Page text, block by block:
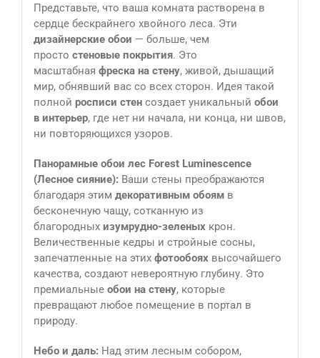
Представьте, что ваша комната растворена в
сердце бескрайнего хвойного леса. Эти
дизайнерские обои — больше, чем
просто стеновые покрытия. Это
масштабная фреска на стену, живой, дышащий
мир, обнявший вас со всех сторон. Идея такой
полной росписи стенсоздает уникальный обои
в интерьер, где нет ни начала, ни конца, ни швов,
ни повторяющихся узоров.
Панорамные обои лес Forest Luminescence
(Лесное сияние):Ваши стены преображаются
благодаря этим декоративным обоямв
бесконечную чащу, сотканную из
благородных изумрудно-зеленыхкрон.
Величественные кедры и стройные сосны,
запечатленные на этих фотообояхвысочайшего
качества, создают невероятную глубину. Это
премиальные обои на стену, которые
превращают любое помещение в портал в
природу.
Небо и даль:Над этим лесным собором,